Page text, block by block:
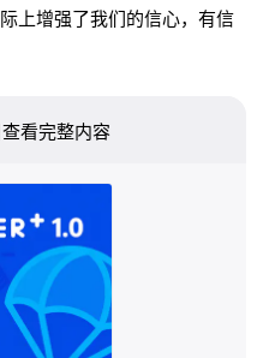
上增强了我们的信心，有信
看完整内容